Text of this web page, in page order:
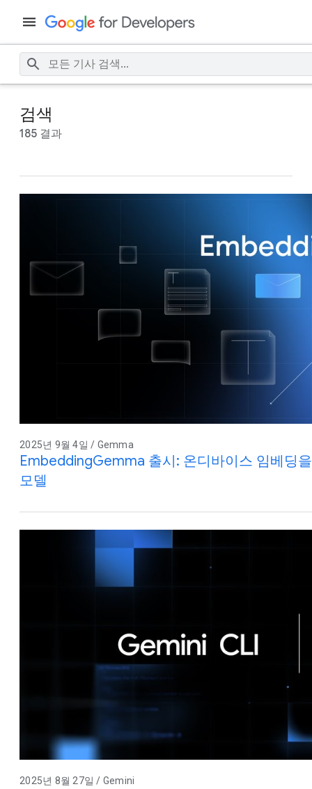
검색
185 결과
2025년 9월 4일 / Gemma
EmbeddingGemma 출시: 온디바이스 임베딩
모델
2025년 8월 27일 / Gemini